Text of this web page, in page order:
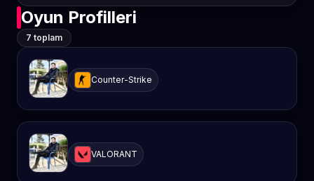
Oyun Profilleri
7 toplam
Counter-Strike
VALORANT